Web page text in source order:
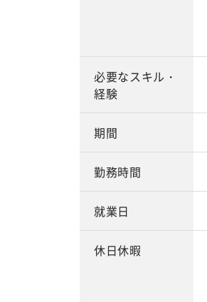
必要なスキル・
経験
期間
勤務時間
就業日
休日休暇